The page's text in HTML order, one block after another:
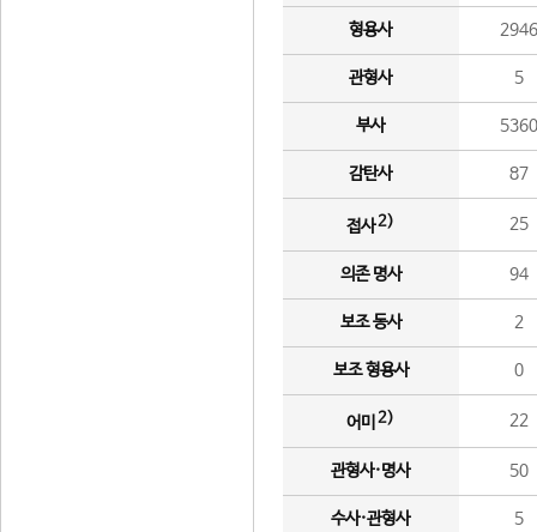
형용사 2946
관형사 5
부사 5360
감탄사 87
접사2) 25
의존 명사 94
보조 동사 2
보조 형용사 0
어미 2) 22
관형사·명사 50
수사·관형사 5